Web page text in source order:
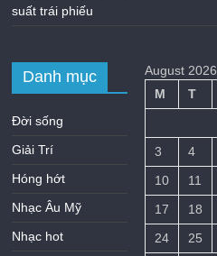
suất trái phiếu
Danh mục
Đời sống
Giải Trí
Hóng hớt
Nhạc Âu Mỹ
Nhạc hot
August 2026
M
T
3
4
10
11
17
18
24
25